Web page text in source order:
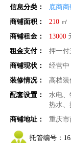
信息分类：
底商商
商铺面积：
210 ㎡
商铺租金：
13000
租金支付：
押一付
商铺现状：
经营中
装修情况：
高档装
配套设置：
水电
热水
商铺地址：
重庆市
托管编号：